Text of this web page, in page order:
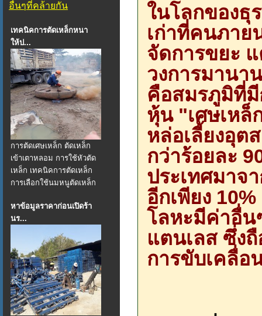
อื่นๆที่คล้ายกัน
เทคนิคการตัดเหล็กหนา
ให้ป...
การตัดเศษเหล็ก ตัดเหล็ก
เข้าเตาหลอม การใช้หัวตัด
เหล็ก เทคนิคการตัดเหล็ก
การเลือกใช้นมหนูตัดเหล็ก
หาข้อมูลราคาก่อนเปิดร้า
นร...
ในโลกของธุ
เก่าที่คนภาย
จัดการขยะ
วงการมานา
คือสมรภูมิที่มี
หุ้น "เศษเหล็
หล่อเลี้ยงอุต
กว่าร้อยละ
ประเทศมาจ
อีกเพียง
โลหะมีค่าอื่น
แตนเลส ซึ่ง
การขับเคลื่อ